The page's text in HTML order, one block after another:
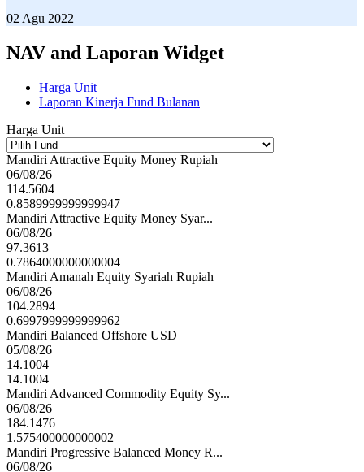
02 Agu 2022
NAV and Laporan Widget
Harga Unit
Laporan Kinerja Fund Bulanan
Harga Unit
Mandiri Attractive Equity Money Rupiah
06/08/26
114.5604
0.8589999999999947
Mandiri Attractive Equity Money Syar...
06/08/26
97.3613
0.7864000000000004
Mandiri Amanah Equity Syariah Rupiah
06/08/26
104.2894
0.6997999999999962
Mandiri Balanced Offshore USD
05/08/26
14.1004
14.1004
Mandiri Advanced Commodity Equity Sy...
06/08/26
184.1476
1.575400000000002
Mandiri Progressive Balanced Money R...
06/08/26